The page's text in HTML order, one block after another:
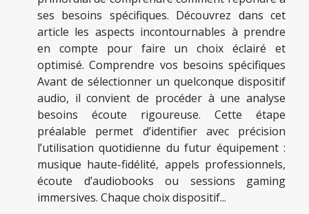
ses besoins spécifiques. Découvrez dans cet
article les aspects incontournables à prendre
en compte pour faire un choix éclairé et
optimisé. Comprendre vos besoins spécifiques
Avant de sélectionner un quelconque dispositif
audio, il convient de procéder à une analyse
besoins écoute rigoureuse. Cette étape
préalable permet d’identifier avec précision
l’utilisation quotidienne du futur équipement :
musique haute-fidélité, appels professionnels,
écoute d’audiobooks ou sessions gaming
immersives. Chaque choix dispositif...